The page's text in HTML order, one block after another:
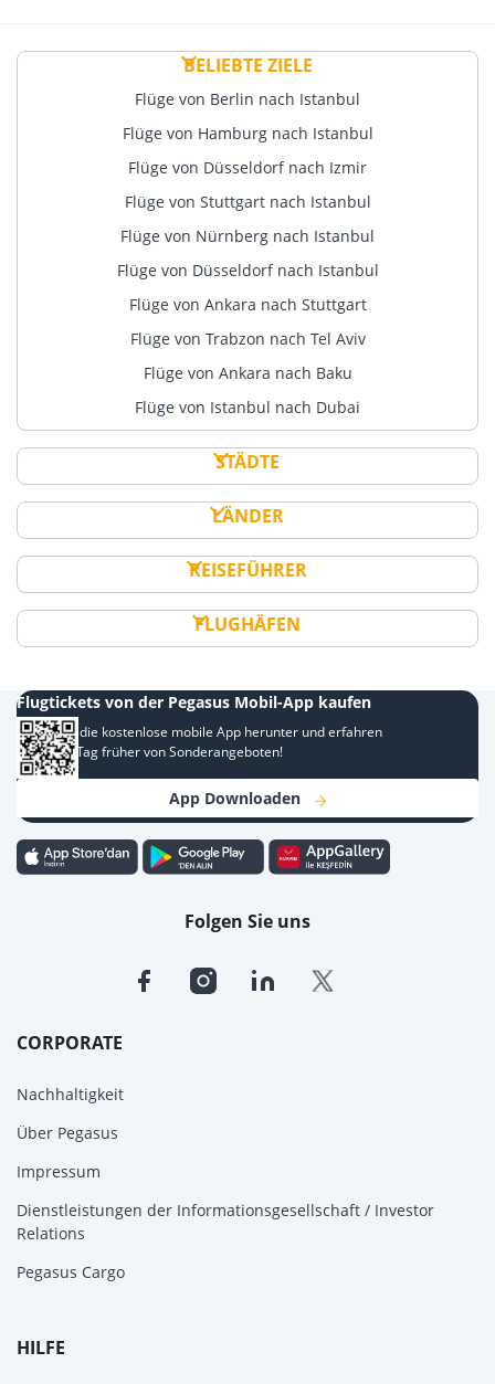
BELIEBTE ZIELE
Flüge von Berlin nach Istanbul
Flüge von Hamburg nach Istanbul
Flüge von Düsseldorf nach Izmir
Flüge von Stuttgart nach Istanbul
Flüge von Nürnberg nach Istanbul
Flüge von Düsseldorf nach Istanbul
Flüge von Ankara nach Stuttgart
Flüge von Trabzon nach Tel Aviv
Flüge von Ankara nach Baku
Flüge von Istanbul nach Dubai
STÄDTE
LÄNDER
REISEFÜHRER
FLUGHÄFEN
CORPORATE
Nachhaltigkeit
Über Pegasus
Impressum
Dienstleistungen der Informationsgesellschaft / Investor
Relations
Pegasus Cargo
HILFE
Flugtickets von der Pegasus Mobil-App kaufen
Laden Sie die kostenlose mobile App herunter und erfahren
Sie einen Tag früher von Sonderangeboten!
App Downloaden
Folgen Sie uns